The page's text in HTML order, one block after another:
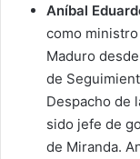
Aníbal
como
Maduro
de
Despacho de
sido jefe de
de Miranda.